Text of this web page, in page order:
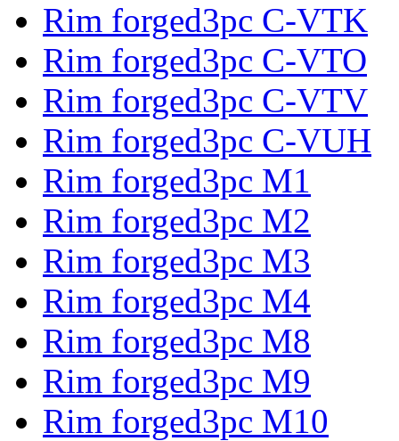
Rim forged3pc C-VTK
Rim forged3pc C-VTO
Rim forged3pc C-VTV
Rim forged3pc C-VUH
Rim forged3pc M1
Rim forged3pc M2
Rim forged3pc M3
Rim forged3pc M4
Rim forged3pc M8
Rim forged3pc M9
Rim forged3pc M10